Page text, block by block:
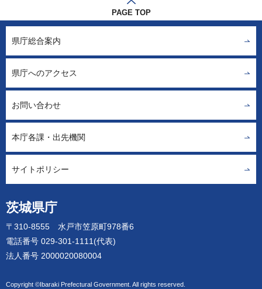
PAGE TOP
茨城県庁
〒310-8555 水戸市笠原町978番6
電話番号 029-301-1111(代表)
法人番号 2000020080004
Copyright ©Ibaraki Prefectural Government. All rights reserved.
県庁総合案内
県庁へのアクセス
お問い合わせ
本庁各課・出先機関
サイトポリシー